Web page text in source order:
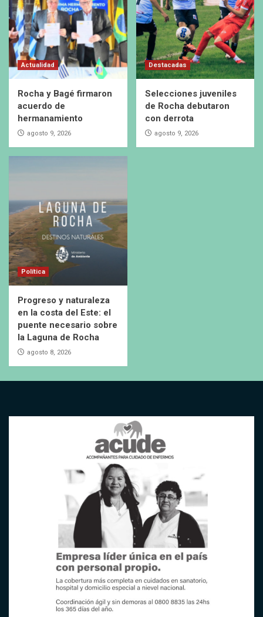
Actualidad
Rocha y Bagé firmaron
acuerdo de
hermanamiento
agosto 9, 2026
Destacadas
Selecciones juveniles
de Rocha debutaron
con derrota
agosto 9, 2026
Política
Progreso y naturaleza
en la costa del Este: el
puente necesario sobre
la Laguna de Rocha
agosto 8, 2026